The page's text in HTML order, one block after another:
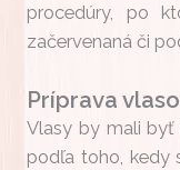
procedúry, po
začervenaná či
Príprava
Vlasy by mali byť
podľa toho, kedy